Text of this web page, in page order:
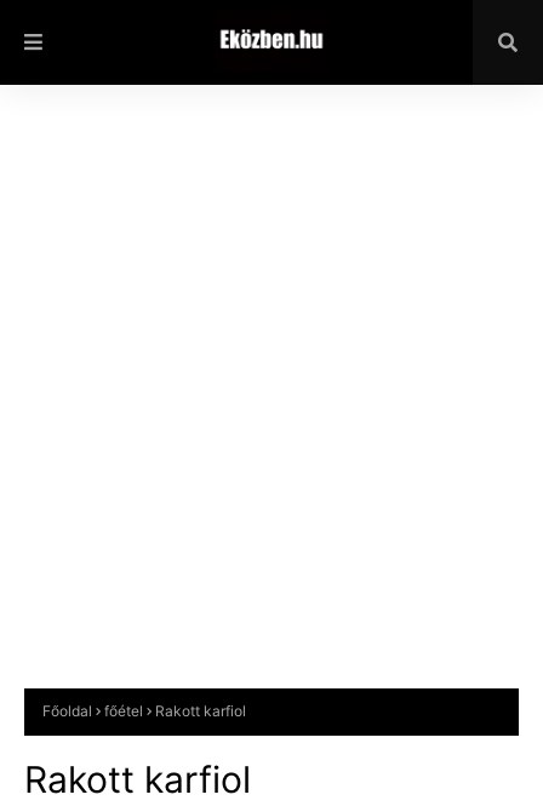
Főoldal főétel Rakott karfiol
Rakott karfiol